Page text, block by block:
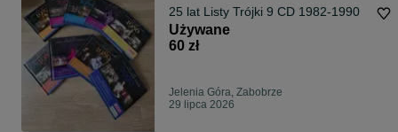
25 lat Listy Trójki 9 CD 1982-1990
Używane
60 zł
Jelenia Góra, Zabobrze
29 lipca 2026